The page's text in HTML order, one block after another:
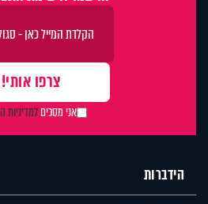
אני מסכיםלמדיניות
הידברות